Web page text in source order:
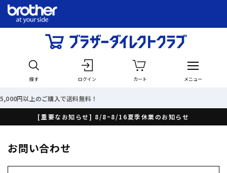
探す ログイン カート メニュー
入で送料無料！
[重要なお知らせ] 8/8~8/16夏季休業のお知らせ
お問い合わせ